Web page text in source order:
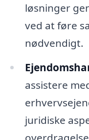
løsninger
ved at føre
nødvendigt.
assistere
juridiske